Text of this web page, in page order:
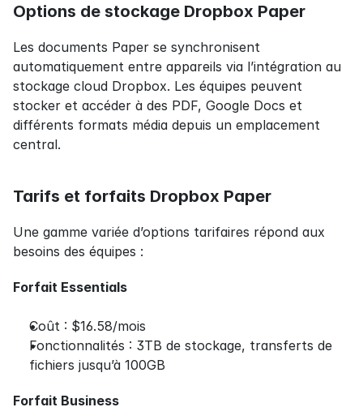
Options de stockage Dropbox Paper
Les documents Paper se synchronisent
automatiquement entre appareils via l’intégration au
stockage cloud Dropbox. Les équipes peuvent
stocker et accéder à des PDF, Google Docs et
différents formats média depuis un emplacement
central.
Tarifs et forfaits Dropbox Paper
Une gamme variée d’options tarifaires répond aux
besoins des équipes :
Forfait Essentials
Coût : $16.58/mois
Fonctionnalités : 3TB de stockage, transferts de
fichiers jusqu’à 100GB
Forfait Business